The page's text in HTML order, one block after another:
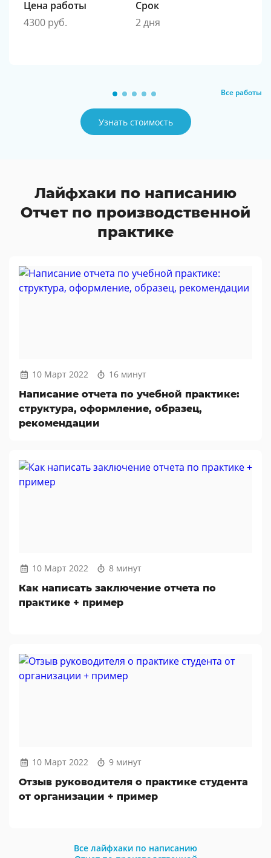
Цена работы
4300 руб.
Срок
2 дня
Все работы
Узнать стоимость
Лайфхаки по написанию
Отчет по производственной
практике
10 Март 2022
16 минут
Написание отчета по учебной практике:
структура, оформление, образец,
рекомендации
10 Март 2022
8 минут
Как написать заключение отчета по
практике + пример
10 Март 2022
9 минут
Отзыв руководителя о практике студента
от организации + пример
Все лайфхаки по написанию